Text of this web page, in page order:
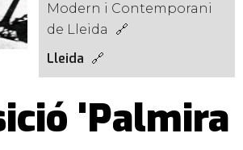
Modern i Contemporani
de Lleida
Lleida
'Palmira